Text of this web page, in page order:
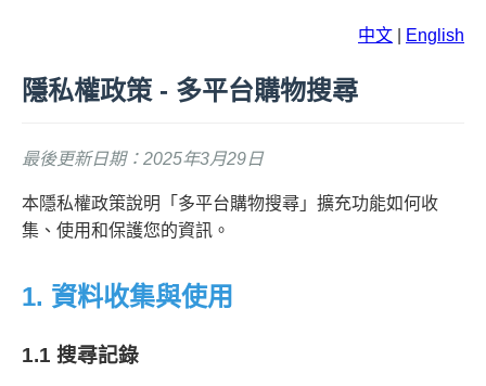
中文 English
隱私權政策 - 多平台購物搜尋
最後更新日期：2025年3月29日
本隱私權政策說明「多平台購物搜尋」擴充功能如何收
集、使用和保護您的資訊。
1. 資料收集與使用
1.1 搜尋記錄